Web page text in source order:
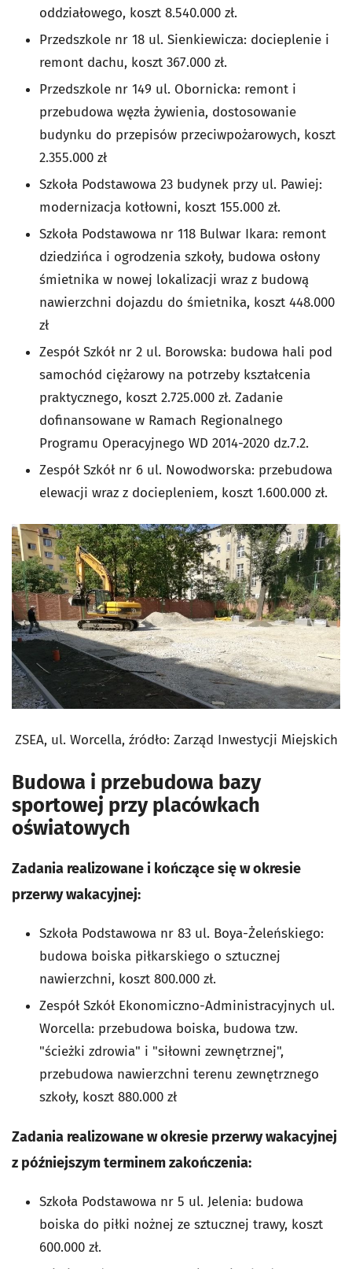
oddziałowego, koszt 8.540.000 zł.
Przedszkole nr 18 ul. Sienkiewicza: docieplenie i
remont dachu, koszt 367.000 zł.
Przedszkole nr 149 ul. Obornicka: remont i
przebudowa węzła żywienia, dostosowanie
budynku do przepisów przeciwpożarowych, koszt
2.355.000 zł
Szkoła Podstawowa 23 budynek przy ul. Pawiej:
modernizacja kotłowni, koszt 155.000 zł.
Szkoła Podstawowa nr 118 Bulwar Ikara: remont
dziedzińca i ogrodzenia szkoły, budowa osłony
śmietnika w nowej lokalizacji wraz z budową
nawierzchni dojazdu do śmietnika, koszt 448.000
zł
Zespół Szkół nr 2 ul. Borowska: budowa hali pod
samochód ciężarowy na potrzeby kształcenia
praktycznego, koszt 2.725.000 zł. Zadanie
dofinansowane w Ramach Regionalnego
Programu Operacyjnego WD 2014-2020 dz.7.2.
Zespół Szkół nr 6 ul. Nowodworska: przebudowa
elewacji wraz z dociepleniem, koszt 1.600.000 zł.
ZSEA, ul. Worcella, źródło: Zarząd Inwestycji Miejskich
Budowa i przebudowa bazy
sportowej przy placówkach
oświatowych
Zadania realizowane i kończące się w okresie
przerwy wakacyjnej:
Szkoła Podstawowa nr 83 ul. Boya-Żeleńskiego:
budowa boiska piłkarskiego o sztucznej
nawierzchni, koszt 800.000 zł.
Zespół Szkół Ekonomiczno-Administracyjnych ul.
Worcella: przebudowa boiska, budowa tzw.
"ścieżki zdrowia" i "siłowni zewnętrznej",
przebudowa nawierzchni terenu zewnętrznego
szkoły, koszt 880.000 zł
Zadania realizowane w okresie przerwy wakacyjnej
z późniejszym terminem zakończenia:
Szkoła Podstawowa nr 5 ul. Jelenia: budowa
boiska do piłki nożnej ze sztucznej trawy, koszt
600.000 zł.